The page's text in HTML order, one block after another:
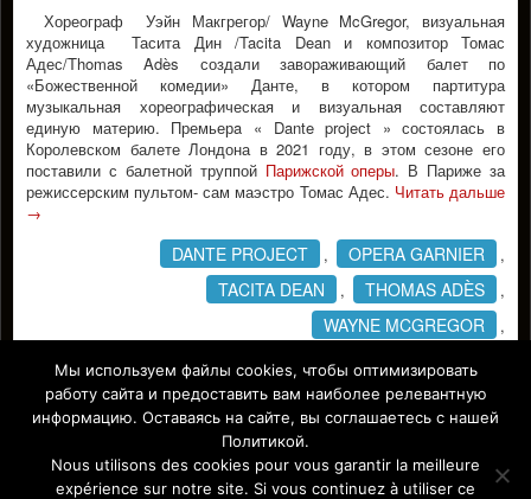
Хореограф Уэйн Макгрегор/ Wayne McGregor, визуальная
художница Тасита Дин /Tacita Dean и композитор Томас
Адес/Thomas Adès создали завораживающий балет по
«Божественной комедии» Данте, в котором партитура
музыкальная хореографическая и визуальная составляют
единую материю. Премьерa « Dante projeсt » состоялась в
Королевском балете Лондона в 2021 году, в этом сезоне его
поставили с балетной труппой Парижской оперы. В Париже за
режиссерским пультом- сам маэстро Томас Адес. Читать дальше
→
DANTE PROJECT , OPERA GARNIER ,
TACITA DEAN , THOMAS ADÈS ,
WAYNE MCGREGOR ,
ДАНТЕ "БОЖЕСТВЕННАЯ КОМЕДИЯ" , ТОМАС АДЕС
, УЕЙН МАКГРЕГОР
Мы используем файлы cookies, чтобы оптимизировать
работу сайта и предоставить вам наиболее релевантную
информацию. Оставаясь на сайте, вы соглашаетесь с нашей
Политикой.
Nous utilisons des cookies pour vous garantir la meilleure
expérience sur notre site. Si vous continuez à utiliser ce